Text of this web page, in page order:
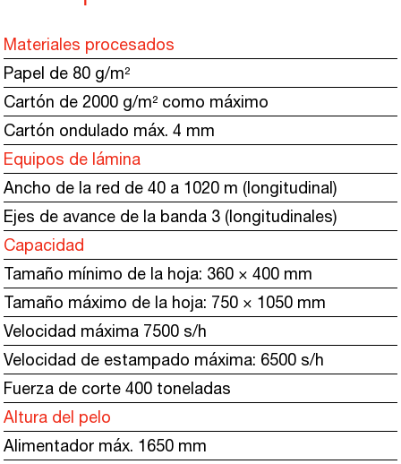
Materiales procesados
Papel de 80 g/m²
Cartón de 2000 g/m² como máximo
Cartón ondulado máx. 4 mm
Equipos de lámina
Ancho de la red de 40 a 1020 m (longitudinal)
Ejes de avance de la banda 3 (longitudinales)
Capacidad
Tamaño mínimo de la hoja: 360 × 400 mm
Tamaño máximo de la hoja: 750 × 1050 mm
Velocidad máxima 7500 s/h
Velocidad de estampado máxima: 6500 s/h
Fuerza de corte 400 toneladas
Altura del pelo
Alimentador máx. 1650 mm